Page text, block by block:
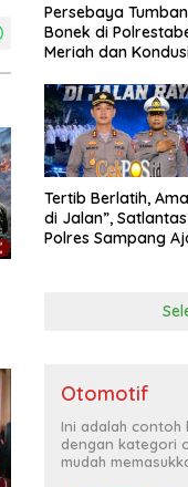
Persebaya
Bonek di
Meriah dan
Tertib Berlatih,
di Jalan”, Satlantas
Polres Sampang
Otomotif
Ini adalah contoh
dengan kategori
mudah